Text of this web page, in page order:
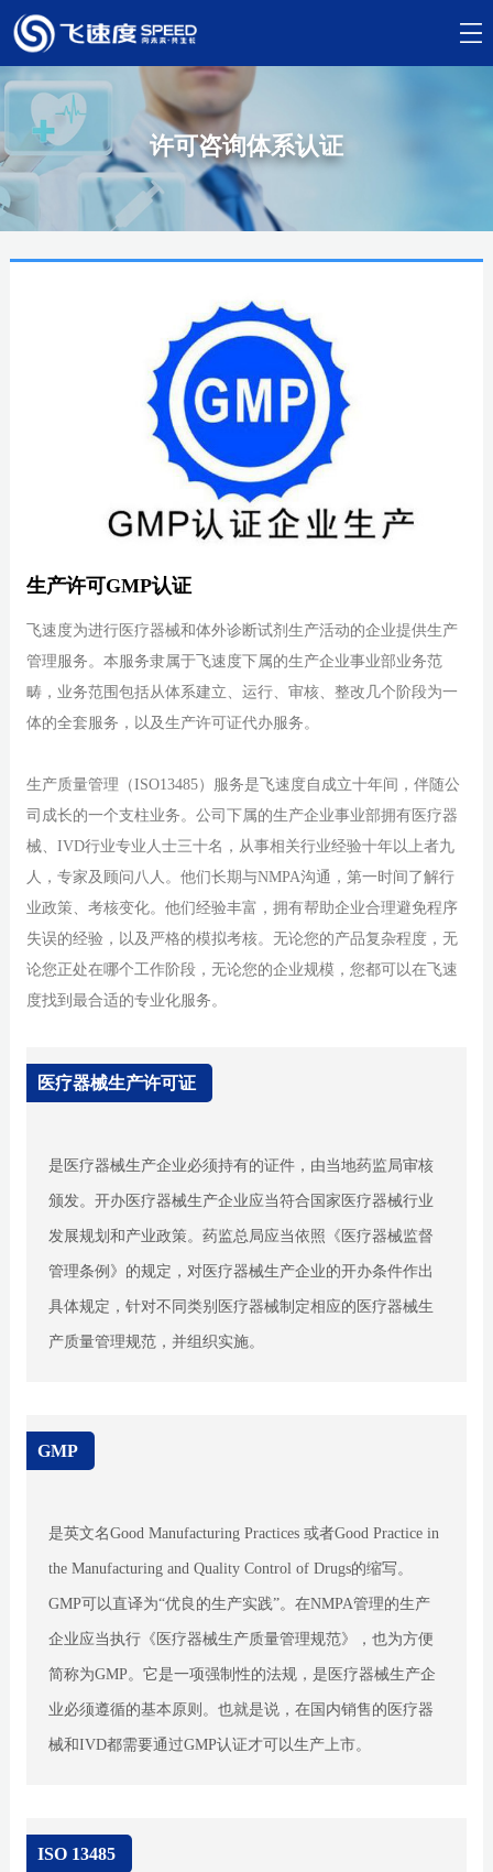
许可咨询体系认证
生产许可GMP认证
飞速度为进行医疗器械和体外诊断试剂生产活动的企业提供生产
管理服务。本服务隶属于飞速度下属的生产企业事业部业务范
畴，业务范围包括从体系建立、运行、审核、整改几个阶段为一
体的全套服务，以及生产许可证代办服务。
生产质量管理（ISO13485）服务是飞速度自成立十年间，伴随公
司成长的一个支柱业务。公司下属的生产企业事业部拥有医疗器
械、IVD行业专业人士三十名，从事相关行业经验十年以上者九
人，专家及顾问八人。他们长期与NMPA沟通，第一时间了解行
业政策、考核变化。他们经验丰富，拥有帮助企业合理避免程序
失误的经验，以及严格的模拟考核。无论您的产品复杂程度，无
论您正处在哪个工作阶段，无论您的企业规模，您都可以在飞速
度找到最合适的专业化服务。
医疗器械生产许可证
是医疗器械生产企业必须持有的证件，由当地药监局审核
颁发。开办医疗器械生产企业应当符合国家医疗器械行业
发展规划和产业政策。药监总局应当依照《医疗器械监督
管理条例》的规定，对医疗器械生产企业的开办条件作出
具体规定，针对不同类别医疗器械制定相应的医疗器械生
产质量管理规范，并组织实施。
GMP
是英文名Good Manufacturing Practices 或者Good Practice in
the Manufacturing and Quality Control of Drugs的缩写。
GMP可以直译为“优良的生产实践”。在NMPA管理的生产
企业应当执行《医疗器械生产质量管理规范》，也为方便
简称为GMP。它是一项强制性的法规，是医疗器械生产企
业必须遵循的基本原则。也就是说，在国内销售的医疗器
械和IVD都需要通过GMP认证才可以生产上市。
ISO 13485